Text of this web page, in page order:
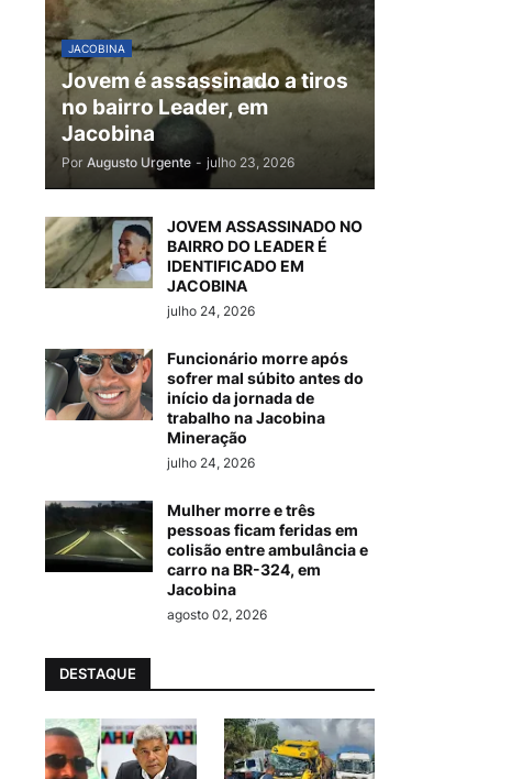
JACOBINA
Jovem é assassinado a tiros
no bairro Leader, em
Jacobina
Por Augusto Urgente - julho 23, 2026
JOVEM ASSASSINADO NO
BAIRRO DO LEADER É
IDENTIFICADO EM
JACOBINA
julho 24, 2026
Funcionário morre após
sofrer mal súbito antes do
início da jornada de
trabalho na Jacobina
Mineração
julho 24, 2026
Mulher morre e três
pessoas ficam feridas em
colisão entre ambulância e
carro na BR-324, em
Jacobina
agosto 02, 2026
DESTAQUE